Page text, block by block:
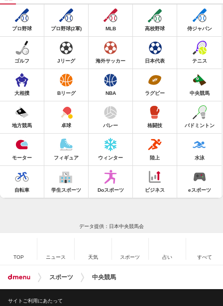
プロ野球 プロ野球(2軍) MLB 高校野球 侍ジャパン
ゴルフ Jリーグ 海外サッカー 日本代表 テニス
大相撲 Bリーグ NBA ラグビー 中央競馬
地方競馬 卓球 バレー 格闘技 バドミントン
モーター フィギュア ウィンター 陸上 水泳
自転車 学生スポーツ Doスポーツ ビジネス eスポーツ
データ提供：日本中央競馬会
TOP ニュース 天気 スポーツ 占い すべて
スポーツ 中央競馬
サイトご利用にあたって